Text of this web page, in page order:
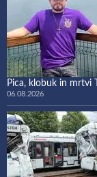
Pica, klobuk in mrtvi
06.08.2026